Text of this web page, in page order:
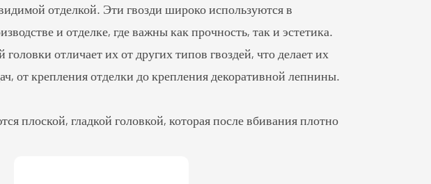
отделкой. Эти гвозди широко используются в
и отделке, где важны как прочность, так и эстетика.
отличает их от других типов гвоздей, что делает их
от крепления отделки до крепления декоративной лепнины.
плоской, гладкой головкой, которая после вбивания плотно